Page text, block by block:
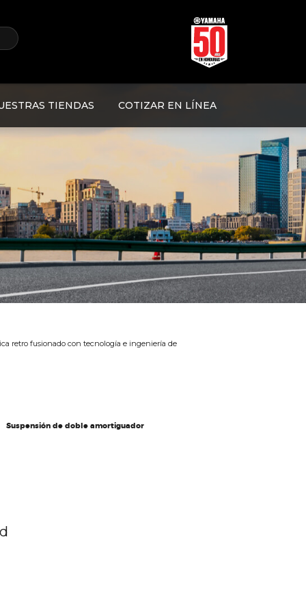
TIENDAS COTIZAR EN LÍNEA
de mayor calidad y liderazgo del país, YAMAHA, ofreciendo a nuestros
cuatrimotos, motos acuaticas, motores marinos generadores y más.
retro fusionado con tecnología e ingeniería de
Suspensión de doble amortiguador